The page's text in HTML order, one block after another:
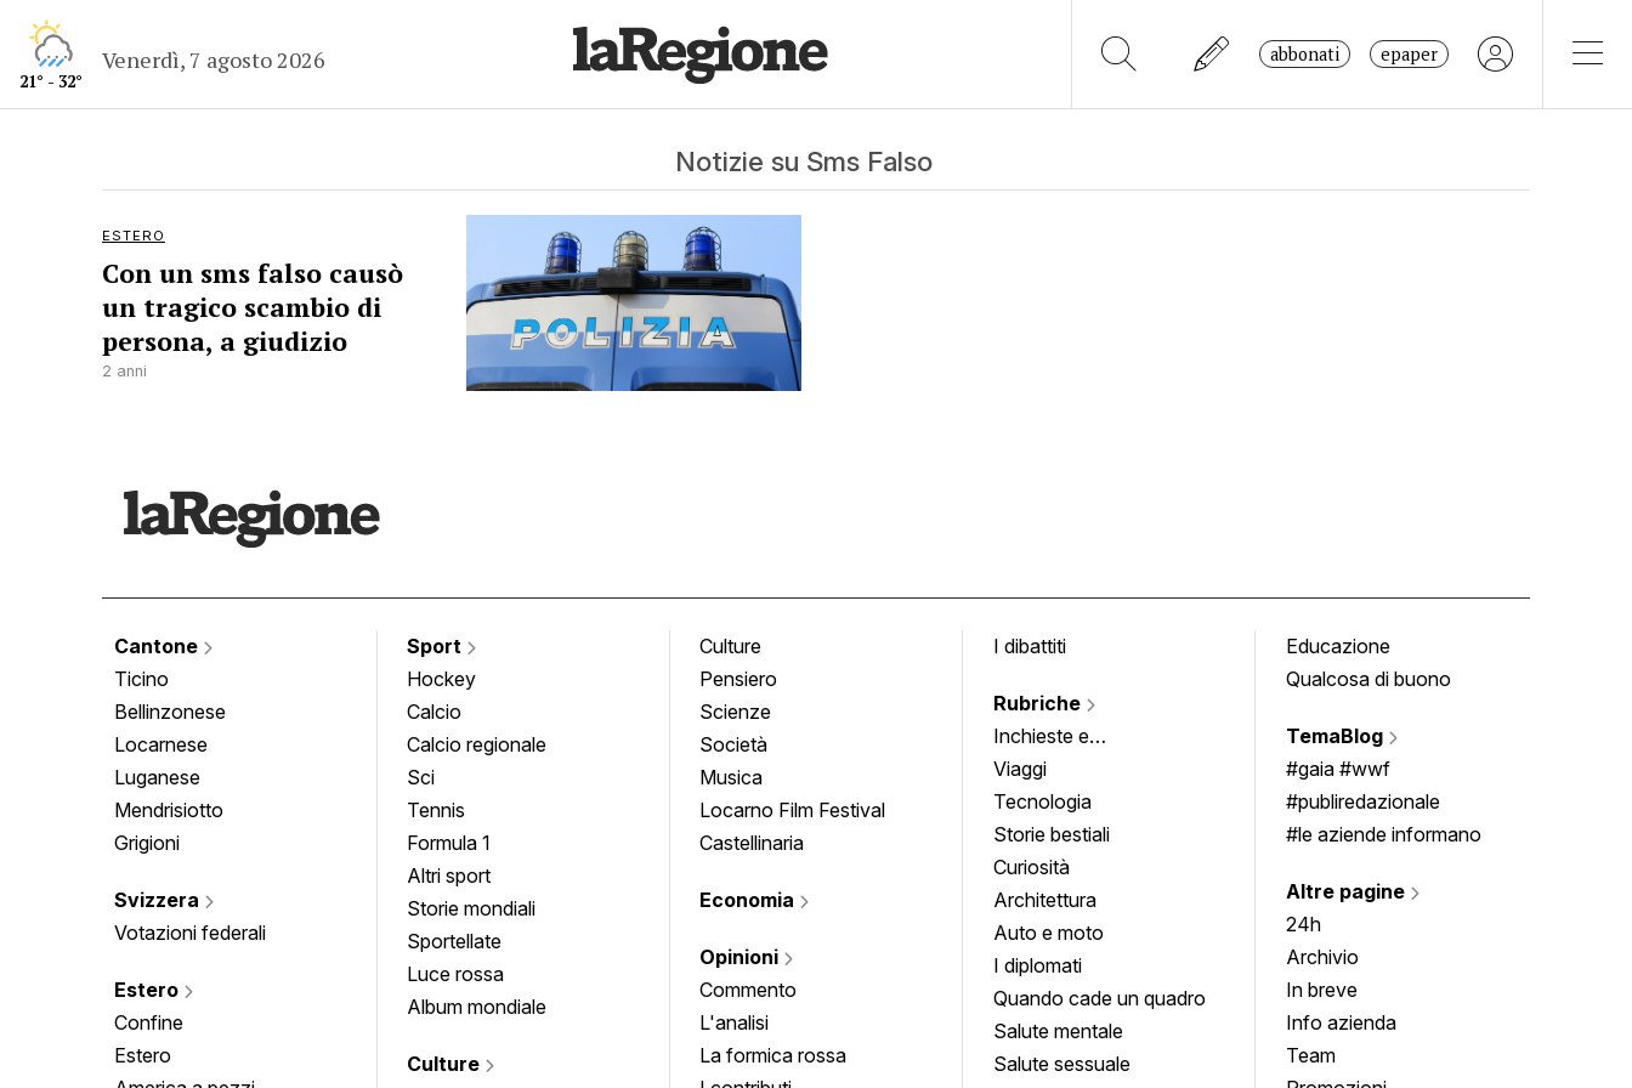
21° - 32°
Venerdì, 7 agosto 2026 abbonati epaper
Notizie su Sms Falso
ESTERO
Con un sms falso causò
un tragico scambio di
persona, a giudizio
2 anni
Cantone
Ticino
Bellinzonese
Locarnese
Luganese
Mendrisiotto
Grigioni
Svizzera
Votazioni federali
Estero
Confine
Estero
Sport
Hockey
Calcio
Calcio regionale
Sci
Tennis
Formula 1
Altri sport
Storie mondiali
Sportellate
Luce rossa
Album mondiale
Culture
Culture
Pensiero
Scienze
Società
Musica
Locarno Film Festival
Castellinaria
Economia
Opinioni
Commento
L'analisi
La formica rossa
I dibattiti
Rubriche
Inchieste e
approfondimenti
Viaggi
Tecnologia
Storie bestiali
Curiosità
Architettura
Auto e moto
I diplomati
Quando cade un quadro
Salute mentale
Salute sessuale
Educazione
Qualcosa di buono
TemaBlog
#gaia #wwf
#publiredazionale
#le aziende informano
Altre pagine
24h
Archivio
In breve
Info azienda
Team